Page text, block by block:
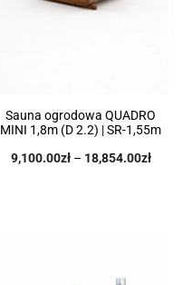
Sauna ogrodowa QUADRO
MINI 1,8m (D 2.2) | SR-1,55m
9,100.00zł – 18,854.00zł